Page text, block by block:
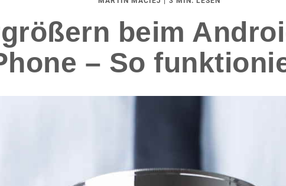
beim
– So